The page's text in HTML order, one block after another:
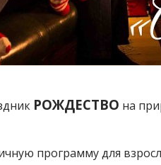
РОЖДЕСТВО на
программу для